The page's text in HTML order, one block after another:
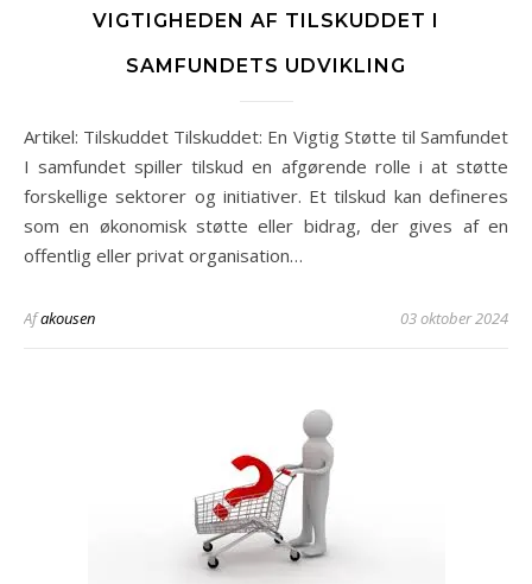
VIGTIGHEDEN AF TILSKUDDET I
SAMFUNDETS UDVIKLING
Artikel: Tilskuddet Tilskuddet: En Vigtig Støtte til Samfundet
I samfundet spiller tilskud en afgørende rolle i at støtte
forskellige sektorer og initiativer. Et tilskud kan defineres
som en økonomisk støtte eller bidrag, der gives af en
offentlig eller privat organisation…
Afakousen 03 oktober 2024